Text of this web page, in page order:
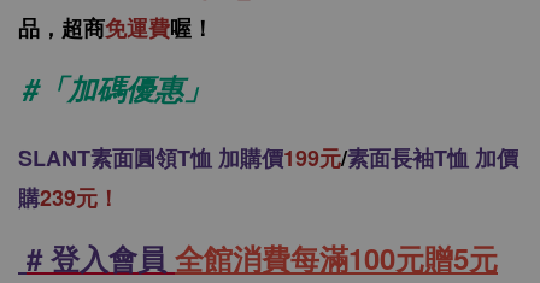
品， 超商免運費喔！
#「加碼優惠」
SLANT素面圓領T恤 加購價199元/素面長袖T恤 加價
購239元！
# 登入會員 全館消費每滿100元贈5元